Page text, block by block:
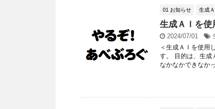
01 お知らせ 生成Ａ
生成ＡＩを
2024/07/01
＜生成ＡＩを使用
す。 目的は、生成
なかなかできなか